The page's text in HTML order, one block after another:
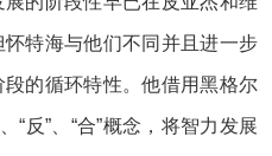
特海与他们不同并且进一步
的循环特性。他借用黑格尔
“反”、“合”概念，将智力发展